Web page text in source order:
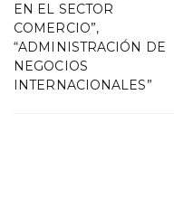
EN EL SECTOR
COMERCIO”,
“ADMINISTRACIÓN DE
NEGOCIOS
INTERNACIONALES”